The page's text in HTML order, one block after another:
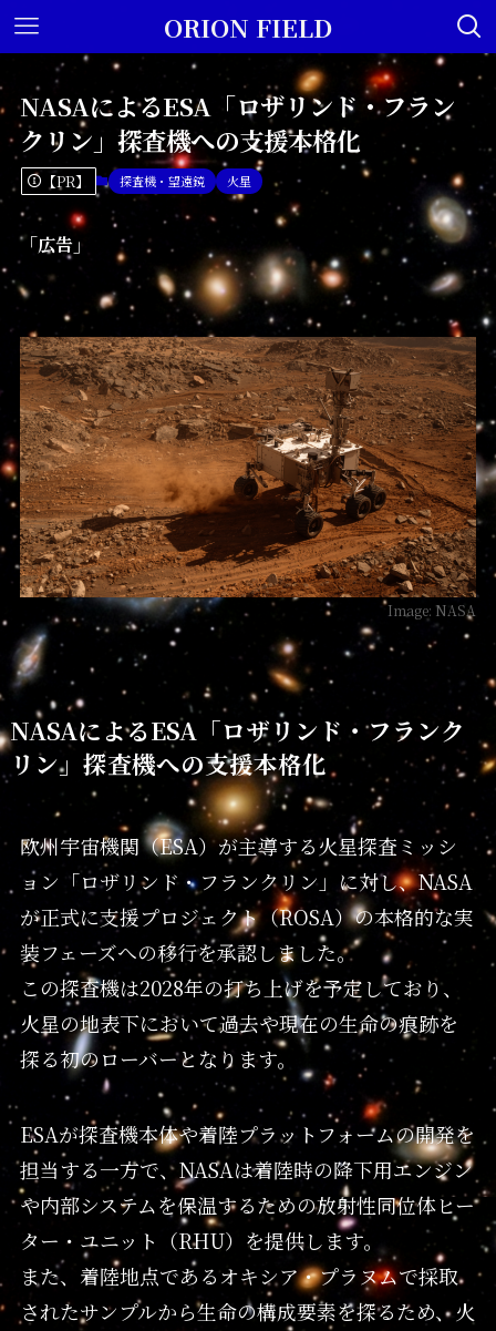
ORION FIELD
NASAによるESA「ロザリンド・フラン
クリン」探査機への支援本格化
【PR】 探査機・望遠鏡 火星
「広告」
Image: NASA
NASAによるESA「ロザリンド・フランク
リン」探査機への支援本格化
欧州宇宙機関（ESA）が主導する火星探査ミッシ
ョン「ロザリンド・フランクリン」に対し、NASA
が正式に支援プロジェクト（ROSA）の本格的な実
装フェーズへの移行を承認しました。
この探査機は2028年の打ち上げを予定しており、
火星の地表下において過去や現在の生命の痕跡を
探る初のローバーとなります。
ESAが探査機本体や着陸プラットフォームの開発を
担当する一方で、NASAは着陸時の降下用エンジン
や内部システムを保温するための放射性同位体ヒー
ター・ユニット（RHU）を提供します。
また、着陸地点であるオキシア・プラヌムで採取
されたサンプルから生命の構成要素を探るため、火